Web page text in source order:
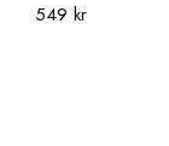
549 kr